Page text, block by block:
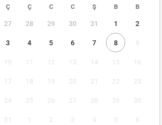
Ç Ç C C Ş B B
27 28 29 30 31 1 2
3 4 5 6 7 8